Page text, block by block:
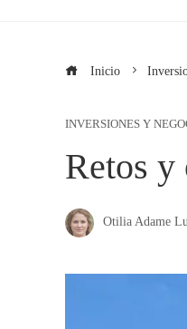
Inicio
INVERSIONES Y
Retos y
Otilia Adame